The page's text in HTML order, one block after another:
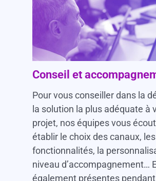
Conseil et
Pour vous conseiller dans la
la solution la plus adéquate à
projet, nos équipes vous
établir le choix des canaux, les
fonctionnalités, la
niveau d’accompagnement…
également présentes